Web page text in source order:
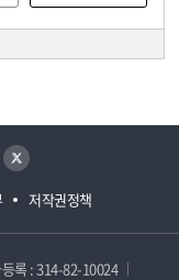
저작권정책
트위터
록 : 314-82-10024